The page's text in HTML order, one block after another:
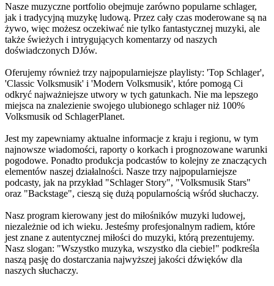
Nasze muzyczne portfolio obejmuje zarówno popularne schlager,
jak i tradycyjną muzykę ludową. Przez cały czas moderowane są na
żywo, więc możesz oczekiwać nie tylko fantastycznej muzyki, ale
także świeżych i intrygujących komentarzy od naszych
doświadczonych DJów.
Oferujemy również trzy najpopularniejsze playlisty: 'Top Schlager',
'Classic Volksmusik' i 'Modern Volksmusik', które pomogą Ci
odkryć najważniejsze utwory w tych gatunkach. Nie ma lepszego
miejsca na znalezienie swojego ulubionego schlager niż 100%
Volksmusik od SchlagerPlanet.
Jest my zapewniamy aktualne informacje z kraju i regionu, w tym
najnowsze wiadomości, raporty o korkach i prognozowane warunki
pogodowe. Ponadto produkcja podcastów to kolejny ze znaczących
elementów naszej działalności. Nasze trzy najpopularniejsze
podcasty, jak na przykład "Schlager Story", "Volksmusik Stars"
oraz "Backstage", cieszą się dużą popularnością wśród słuchaczy.
Nasz program kierowany jest do miłośników muzyki ludowej,
niezależnie od ich wieku. Jesteśmy profesjonalnym radiem, które
jest znane z autentycznej miłości do muzyki, którą prezentujemy.
Nasz slogan: "Wszystko muzyka, wszystko dla ciebie!" podkreśla
naszą pasję do dostarczania najwyższej jakości dźwięków dla
naszych słuchaczy.